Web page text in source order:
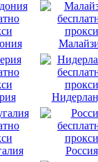
Россия